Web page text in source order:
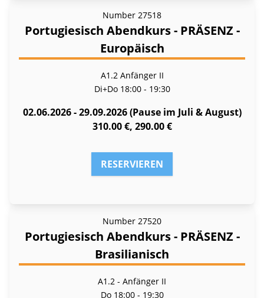
Number 27518
Portugiesisch Abendkurs - PRÄSENZ -
Europäisch
A1.2 Anfänger II
Di+Do 18:00 - 19:30
02.06.2026 - 29.09.2026 (Pause im Juli & August)
310.00 €, 290.00 €
RESERVIEREN
Number 27520
Portugiesisch Abendkurs - PRÄSENZ -
Brasilianisch
A1.2 - Anfänger II
Do 18:00 - 19:30